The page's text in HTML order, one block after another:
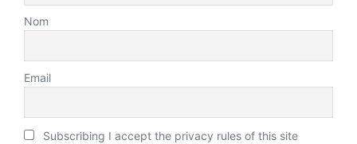
Nom
Email
Subscribing I accept the privacy rules of this site